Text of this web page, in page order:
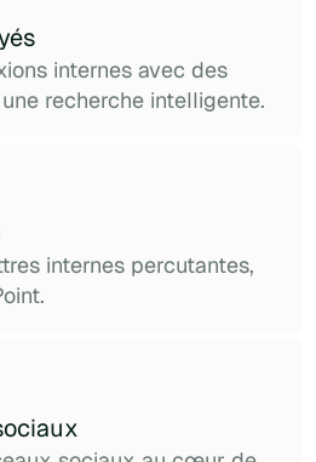
internes avec des
recherche intelligente.
internes percutantes,